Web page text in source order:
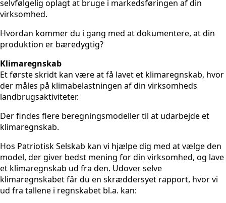
selvfølgelig oplagt at bruge i markedsføringen af din
virksomhed.
Hvordan kommer du i gang med at dokumentere, at din
produktion er bæredygtig?
Klimaregnskab
Et første skridt kan være at få lavet et klimaregnskab, hvor
der måles på klimabelastningen af din virksomheds
landbrugsaktiviteter.
Der findes flere beregningsmodeller til at udarbejde et
klimaregnskab.
Hos Patriotisk Selskab kan vi hjælpe dig med at vælge den
model, der giver bedst mening for din virksomhed, og lave
et klimaregnskab ud fra den. Udover selve
klimaregnskabet får du en skræddersyet rapport, hvor vi
ud fra tallene i regnskabet bl.a. kan: